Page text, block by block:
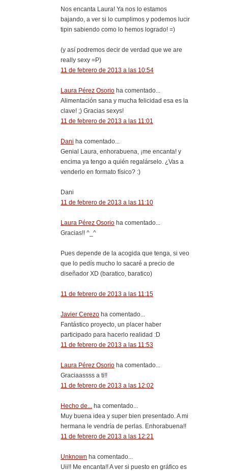
Nos encanta Laura! Ya nos lo estamos
bajando, a ver si lo cumplimos y podemos lucir
tipin sabiendo como lo hemos logrado! =)
(y así podremos decir de verdad que we are
really sexy =P)
11 de febrero de 2013 a las 10:54
Laura Pérez Osorio ha comentado...
Alimentación sana y mucha felicidad esa es la
clave! ;) Gracias sexys!
11 de febrero de 2013 a las 11:01
Dani ha comentado...
Genial Laura, enhorabuena, ¡me encanta! y
encima ya tengo a quién regalárselo. ¿Vas a
venderlo en formato físico? :)
Dani
11 de febrero de 2013 a las 11:10
Laura Pérez Osorio ha comentado...
Gracias!! ^_^
Pues depende de la acogida que tenga, si veo
que lo pedís mucho lo sacaré a precio de
diseñador XD (baratico, baratico)
11 de febrero de 2013 a las 11:15
Javier Cerezo ha comentado...
Fantástico proyecto, un placer haber
participado para hacerlo realidad :D
11 de febrero de 2013 a las 11:53
Laura Pérez Osorio ha comentado...
Graciaassss a ti!!
11 de febrero de 2013 a las 12:02
Hecho de...
ha comentado...
Muy buena idea y super bien presentado. A mi
hermana le vendría de perlas. Enhorabuena!!
11 de febrero de 2013 a las 12:21
Unknown ha comentado...
Uii!! Me encanta!! A ver si puesto en gráfico es